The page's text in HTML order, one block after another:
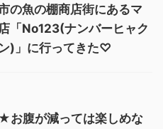
の魚の棚商店街にあるマ
「No123(ナンバーヒャク
)」に行ってきた♡
お腹が減っては楽しめな